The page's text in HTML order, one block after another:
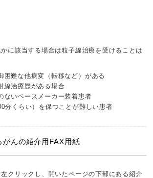
に該当する場合は粒子線治療を受けることは
困難な他病変（転移など）がある
線治療歴がある場合
ないペースメーカー装着患者
分くらい）を保つことが難しい患者
がんの紹介用FAX用紙
クリックし、開いたページの下部にある紹介